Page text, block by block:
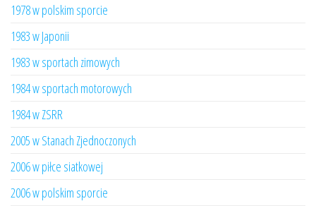
1978 w polskim sporcie
1983 w Japonii
1983 w sportach zimowych
1984 w sportach motorowych
1984 w ZSRR
2005 w Stanach Zjednoczonych
2006 w piłce siatkowej
2006 w polskim sporcie